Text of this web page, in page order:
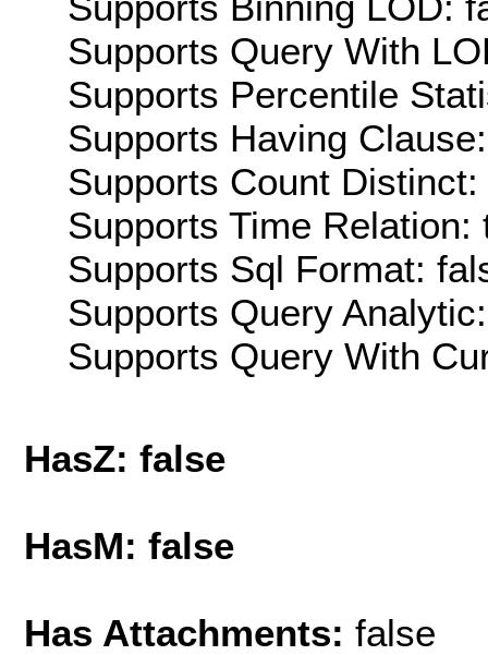
Supports Query With
Supports Percentile
Supports Having
Supports Count Distinct:
Supports Time Relation:
Supports Sql Format:
Supports Query
Supports Query With
HasZ: false
HasM: false
Has Attachments: false